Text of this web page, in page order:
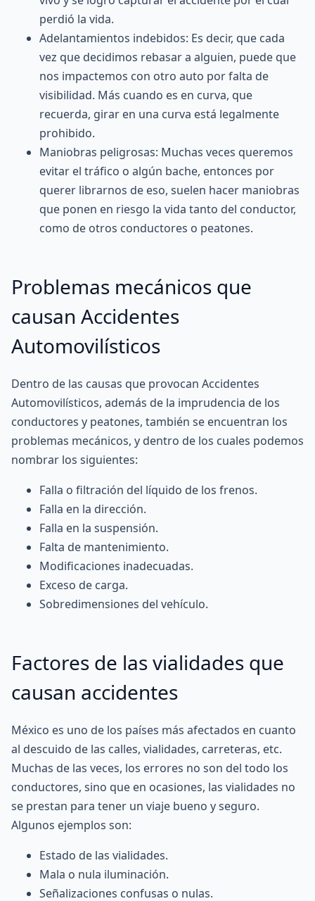
perdió la vida.
Adelantamientos indebidos: Es decir, que cada
vez que decidimos rebasar a alguien, puede que
nos impactemos con otro auto por falta de
visibilidad. Más cuando es en curva, que
recuerda, girar en una curva está legalmente
prohibido.
Maniobras peligrosas: Muchas veces queremos
evitar el tráfico o algún bache, entonces por
querer librarnos de eso, suelen hacer maniobras
que ponen en riesgo la vida tanto del conductor,
como de otros conductores o peatones.
Problemas mecánicos que
causan Accidentes
Automovilísticos
Dentro de las causas que provocan Accidentes
Automovilísticos, además de la imprudencia de los
conductores y peatones, también se encuentran los
problemas mecánicos, y dentro de los cuales podemos
nombrar los siguientes:
Falla o filtración del líquido de los frenos.
Falla en la dirección.
Falla en la suspensión.
Falta de mantenimiento.
Modificaciones inadecuadas.
Exceso de carga.
Sobredimensiones del vehículo.
Factores de las vialidades que
causan accidentes
México es uno de los países más afectados en cuanto
al descuido de las calles, vialidades, carreteras, etc.
Muchas de las veces, los errores no son del todo los
conductores, sino que en ocasiones, las vialidades no
se prestan para tener un viaje bueno y seguro.
Algunos ejemplos son:
Estado de las vialidades.
Mala o nula iluminación.
Señalizaciones confusas o nulas.